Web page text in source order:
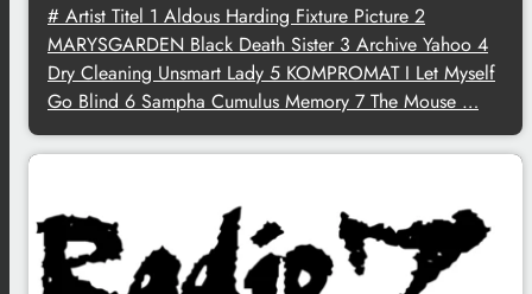
# Artist Titel 1 Aldous Harding Fixture Picture 2
MARYSGARDEN Black Death Sister 3 Archive Yahoo 4
Dry Cleaning Unsmart Lady 5 KOMPROMAT I Let Myself
Go Blind 6 Sampha Cumulus Memory 7 The Mouse …